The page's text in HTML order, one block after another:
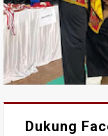
Dukung